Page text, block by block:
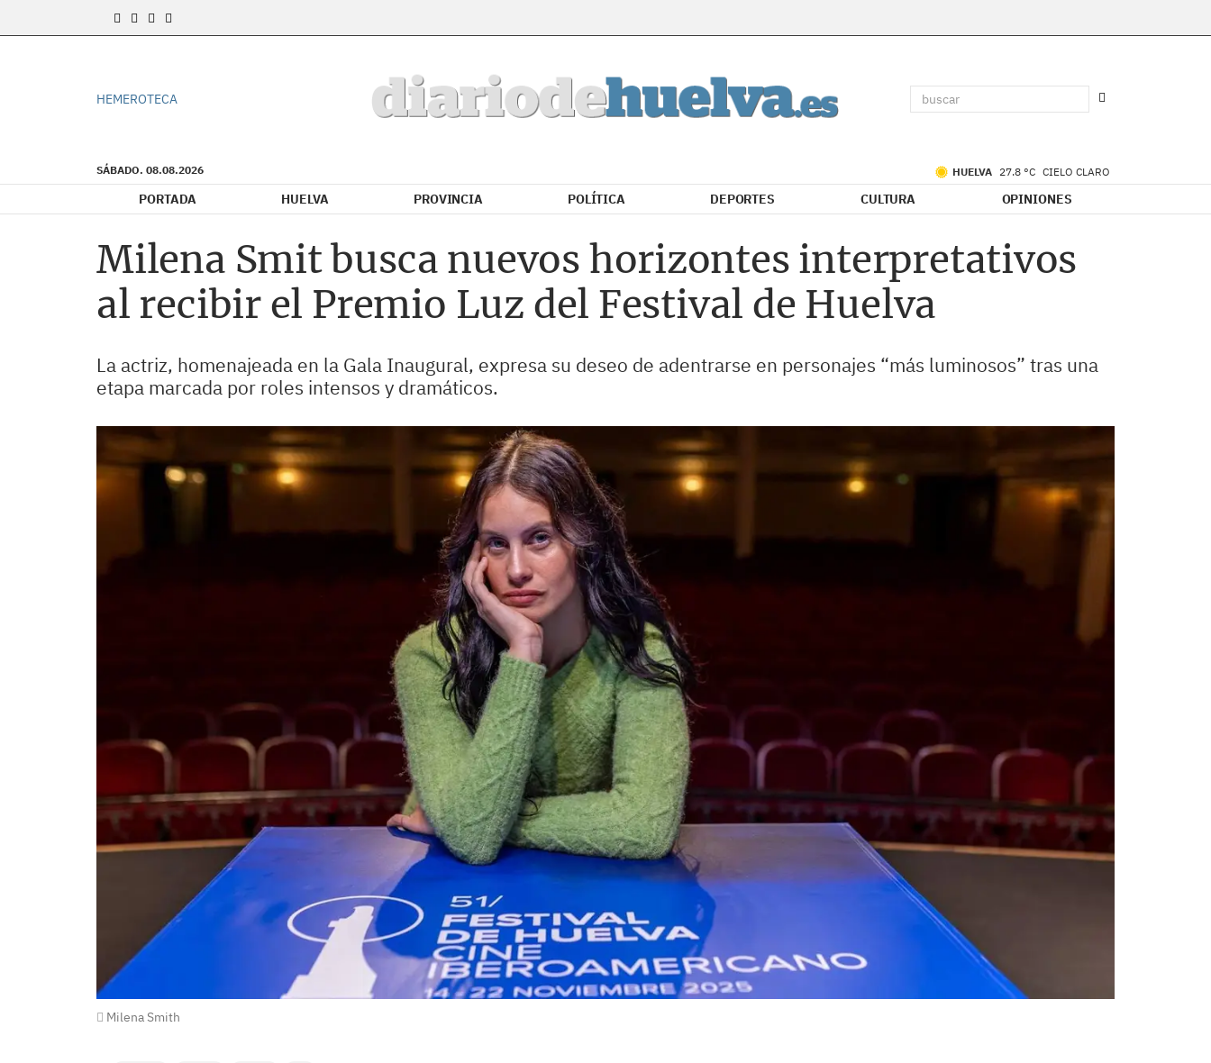
HEMEROTECA
SÁBADO. 08.08.2026 HUELVA 27.8 °C CIELO CLARO
PORTADA HUELVA PROVINCIA POLÍTICA DEPORTES CULTURA OPINIONES
Milena Smit busca nuevos horizontes interpretativos
al recibir el Premio Luz del Festival de Huelva
La actriz, homenajeada en la Gala Inaugural, expresa su deseo de adentrarse en personajes “más luminosos” tras una
etapa marcada por roles intensos y dramáticos.
Milena Smith